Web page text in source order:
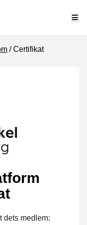
Certifikat
dets medlem: